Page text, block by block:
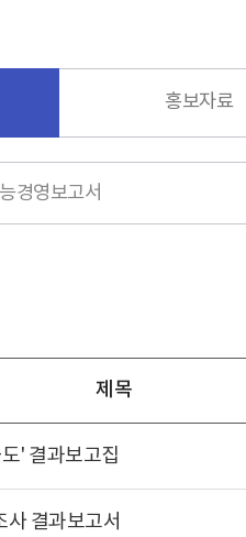
홍보자료
경영보고서
제목
' 결과보고집
결과보고서